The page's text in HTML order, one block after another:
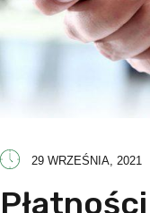
29 WRZEŚNIA, 2021